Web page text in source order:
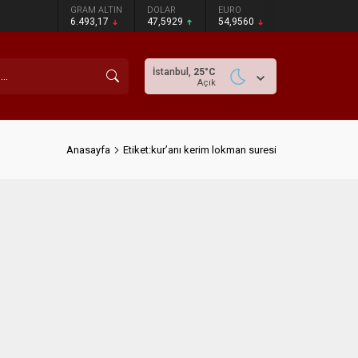
GRAM ALTIN
6.493,17
DOLAR
47,5929
EURO
54,9560
İstanbul, 25°C
Açık
Anasayfa Etiket:kur’anı kerim lokman suresi